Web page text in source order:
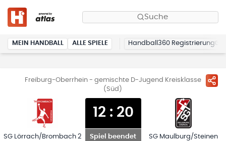
Suche
MEIN HANDBALL ALLE SPIELE Handball360 Registrierung
Freiburg-Oberrhein - gemischte D-Jugend Kreisklasse
(Süd)
SG Lörrach/Brombach 2
12: 20
Spiel beendet SG Maulburg/Steinen